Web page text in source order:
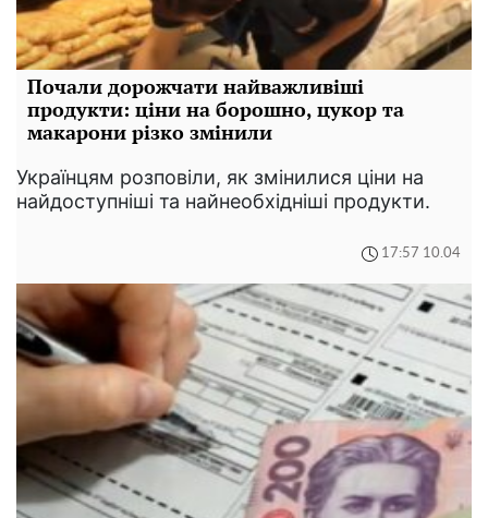
Почали дорожчати найважливіші
продукти: ціни на борошно, цукор та
макарони різко змінили
Українцям розповіли, як змінилися ціни на
найдоступніші та найнеобхідніші продукти.
17:57 10.04